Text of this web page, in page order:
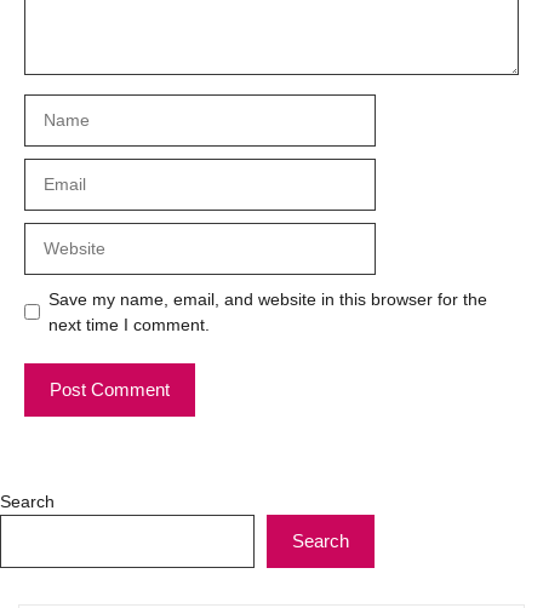
Save my name, email, and website in this browser for the
next time I comment.
Search
Search